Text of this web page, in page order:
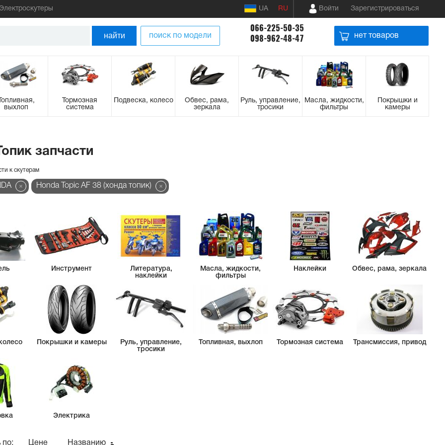
Электроскутеры UA RU Войти Зарегистрироваться
найти поиск по модели
066-225-50-35
098-962-48-47
нет товаров
выхлоп
Тормозная
система
Подвеска, колесо
Обвес, рама,
зеркала
Руль, управление,
тросики
Масла, жидкости,
фильтры
Покрышки и
камеры
запчасти
к скутерам
Honda Topic AF 38 (хонда топик)
Инструмент
Литература,
наклейки
Масла, жидкости,
фильтры
Наклейки Обвес, рама, зеркала
Покрышки и камеры
Руль, управление,
тросики
Топливная, выхлоп Тормозная система Трансмиссия, привод
Электрика
по: Цене Названию